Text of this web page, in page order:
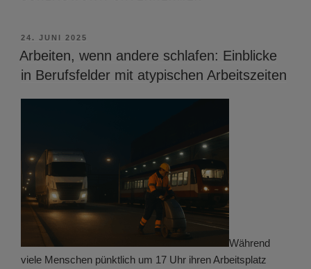
VERÖFFENTLICHT
AM
24. JUNI 2025
Arbeiten, wenn andere schlafen: Einblicke
in Berufsfelder mit atypischen Arbeitszeiten
Während
viele Menschen pünktlich um 17 Uhr ihren Arbeitsplatz